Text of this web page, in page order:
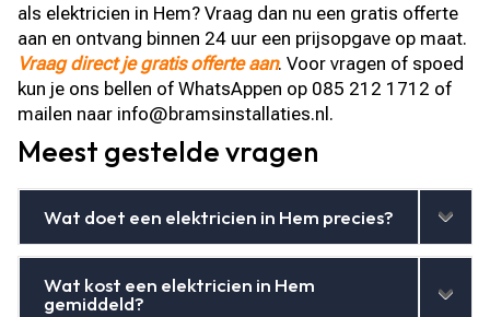
als elektricien in Hem? Vraag dan nu een gratis offerte
aan en ontvang binnen 24 uur een prijsopgave op maat.
Vraag direct je gratis offerte aan. Voor vragen of spoed
kun je ons bellen of WhatsAppen op 085 212 1712 of
mailen naar info@bramsinstallaties.nl.
Meest gestelde vragen
Wat doet een elektricien in Hem precies?
Wat kost een elektricien in Hem
gemiddeld?